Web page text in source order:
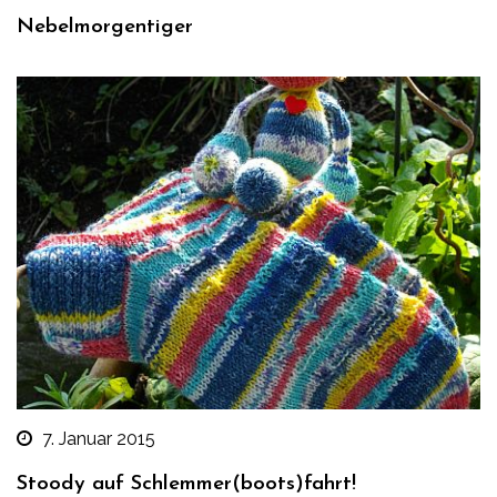
Nebelmorgentiger
7. Januar 2015
Stoody auf Schlemmer(boots)fahrt!